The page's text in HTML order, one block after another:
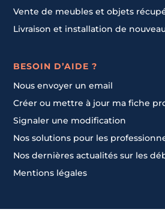
Vente de meubles et objets
Livraison et installation de
BESOIN D’AIDE ?
Nous envoyer un email
Créer ou mettre à jour ma fiche
Signaler une modification
Nos solutions pour les
Nos dernières actualités sur les
Mentions légales